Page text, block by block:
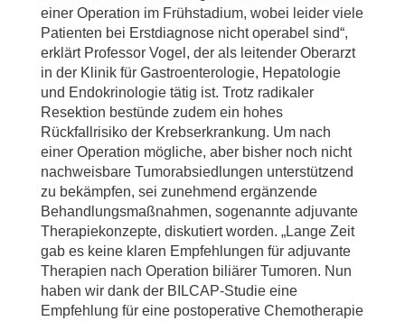
einer Operation im Frühstadium, wobei leider viele
Patienten bei Erstdiagnose nicht operabel sind“,
erklärt Professor Vogel, der als leitender Oberarzt
in der Klinik für Gastroenterologie, Hepatologie
und Endokrinologie tätig ist. Trotz radikaler
Resektion bestünde zudem ein hohes
Rückfallrisiko der Krebserkrankung. Um nach
einer Operation mögliche, aber bisher noch nicht
nachweisbare Tumorabsiedlungen unterstützend
zu bekämpfen, sei zunehmend ergänzende
Behandlungsmaßnahmen, sogenannte adjuvante
Therapiekonzepte, diskutiert worden. „Lange Zeit
gab es keine klaren Empfehlungen für adjuvante
Therapien nach Operation biliärer Tumoren. Nun
haben wir dank der BILCAP-Studie eine
Empfehlung für eine postoperative Chemotherapie